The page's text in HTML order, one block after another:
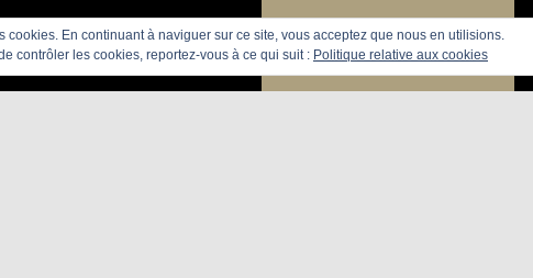
PARIS RECHERCHE APPARTEMENTS
cookies. En continuant à naviguer sur ce site, vous acceptez que nous en utilisions.
contrôler les cookies, reportez-vous à ce qui suit : Politique relative aux cookies